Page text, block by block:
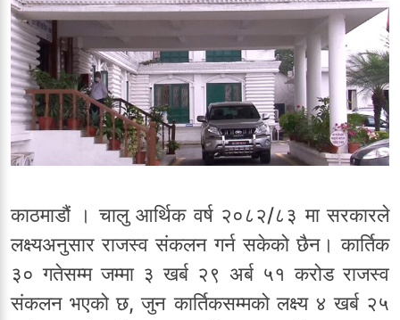
काठमाडौं । चालु आर्थिक वर्ष २०८२/८३ मा सरकारले
लक्ष्यअनुसार राजस्व संकलन गर्न सकेको छैन। कार्तिक
३० गतेसम्म जम्मा ३ खर्ब २९ अर्ब ५१ करोड राजस्व
संकलन भएको छ, जुन कार्तिकसम्मको लक्ष्य ४ खर्ब २५